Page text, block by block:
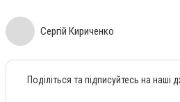
Сергій Кириченко
Поділіться та підписуйтесь на наші